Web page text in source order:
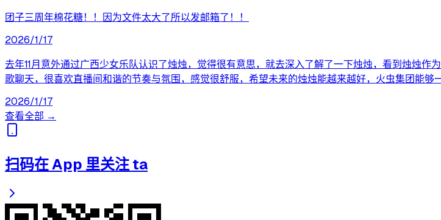
团子三周年棉花糖！！因为文件太大了所以发邮箱了！！
2026/1/17
去年11月意外通过广西少女乐队认识了烛烛，觉得很有意思，就去深入了解了一下烛烛，看到烛烛
歌聊天，很喜欢直播间和谐的节奏与氛围，感觉很舒服，希望未来的烛烛能越来越好，火虫集团能够
2026/1/17
查看全部 →
扫码在 App 里关注 ta